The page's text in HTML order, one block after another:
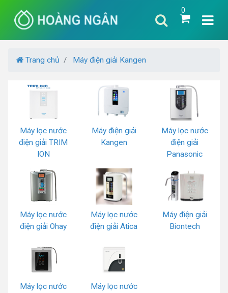
0
Trang chủ Máy điện giải Kangen
Máy lọc nước
điện giải TRIM
ION
Máy điện giải
Kangen
Máy lọc nước
điện giải
Panasonic
Máy lọc nước
điện giải Ohay
Máy lọc nước
điện giải Atica
Máy điện giải
Biontech
Máy lọc nước
Máy lọc nước